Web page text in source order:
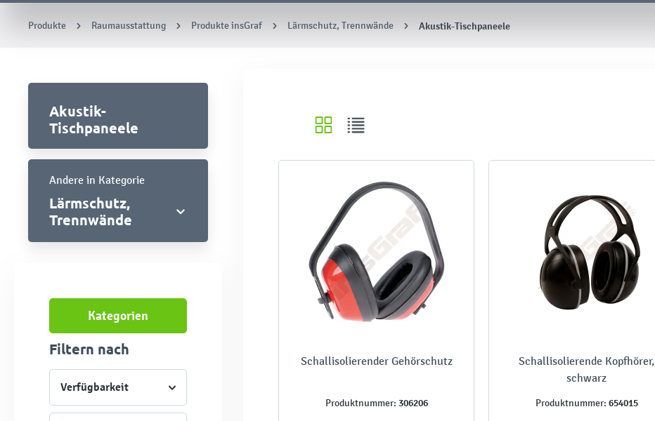
Produkte Raumausstattung Produkte insGraf Lärmschutz, Trennwände Akustik-Tischpaneele
Akustik-
Tischpaneele
Andere in Kategorie
Lärmschutz,
Trennwände
Kategorien
Filtern nach
Verfügbarkeit
Schallisolierender Gehörschutz
Produktnummer: 306206
Schallisolierende Kopfhörer,
schwarz
Produktnummer: 654015